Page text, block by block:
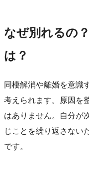
なぜ別れるの
は？
同棲解消や離婚を意識
考えられます。原因を
はありません。自分が
じことを繰り返さない
です。